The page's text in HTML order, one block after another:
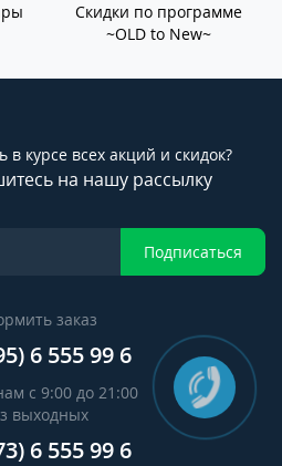
Скидки по программе
~OLD to New~
в курсе всех акций и скидок?
на нашу рассылку
Подписаться
заказ
6 555 99 6
с 9:00 до 21:00
выходных
6 555 99 6